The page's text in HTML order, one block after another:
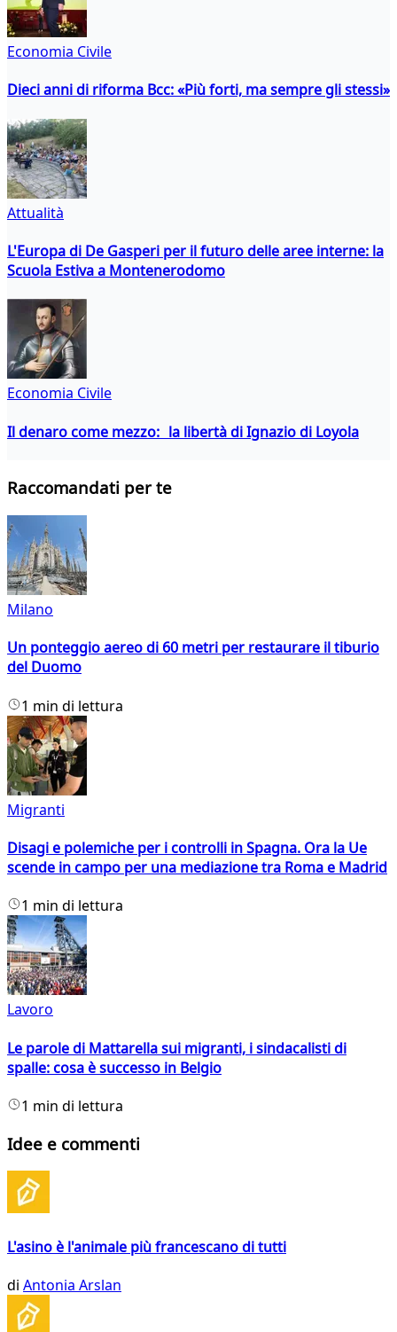
Economia Civile
Dieci anni di riforma Bcc: «Più forti, ma sempre gli stessi»
Attualità
L'Europa di De Gasperi per il futuro delle aree interne: la
Scuola Estiva a Montenerodomo
Economia Civile
Il denaro come mezzo: la libertà di Ignazio di Loyola
Raccomandati per te
Milano
Un ponteggio aereo di 60 metri per restaurare il tiburio
del Duomo
1 min di lettura
Migranti
Disagi e polemiche per i controlli in Spagna. Ora la Ue
scende in campo per una mediazione tra Roma e Madrid
1 min di lettura
Lavoro
Le parole di Mattarella sui migranti, i sindacalisti di
spalle: cosa è successo in Belgio
1 min di lettura
Idee e commenti
L'asino è l'animale più francescano di tutti
di Antonia Arslan